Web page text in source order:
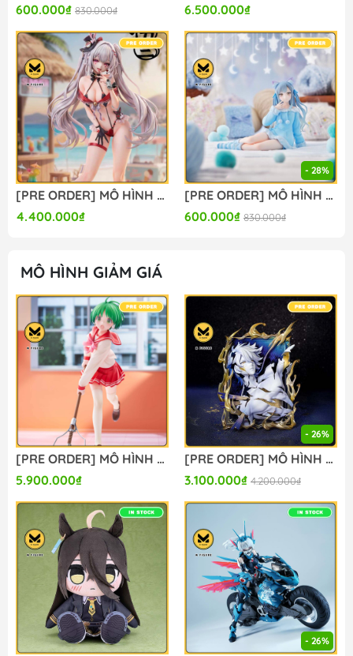
600.000₫ 830.000₫
6.500.000₫
[PRE ORDER] MÔ HÌNH Sparxie x Sparkle - Honkai Star Rail (Miwu Studio) FIGURE CHÍNH HÃNG
4.400.000₫
- 28%
[PRE ORDER] MÔ HÌNH BanG Dream! - BanG Dream! Ave Mujica - Togawa Sakiko - Yumemirize - ～Pajama Party!～ (Sega Fave) FIGURE CHÍNH HÃNG
600.000₫ 830.000₫
MÔ HÌNH GIẢM GIÁ
[PRE ORDER] MÔ HÌNH To Heart - HMX-12 Multi - 1/7 (Claynel) FIGURE CHÍNH HÃNG
5.900.000₫
- 26%
[PRE ORDER] MÔ HÌNH Phainon - Honkai: Star Rail - Diorama Series - Thus Burns the Dawn Ver. (Myethos) FIGURE CHÍNH HÃNG
3.100.000₫ 4.200.000₫
- 26%